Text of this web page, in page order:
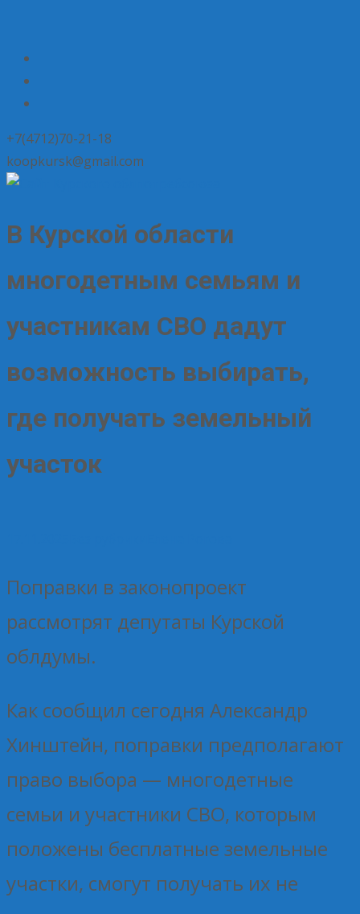
+7(4712)70-21-18
koopkursk@gmail.com
В Курской области
многодетным семьям и
участникам СВО дадут
возможность выбирать,
где получать земельный
участок
Поправки в законопроект
рассмотрят депутаты Курской
облдумы.
Как сообщил сегодня Александр
Хинштейн, поправки предполагают
право выбора — многодетные
семьи и участники СВО, которым
положены бесплатные земельные
участки, смогут получать их не